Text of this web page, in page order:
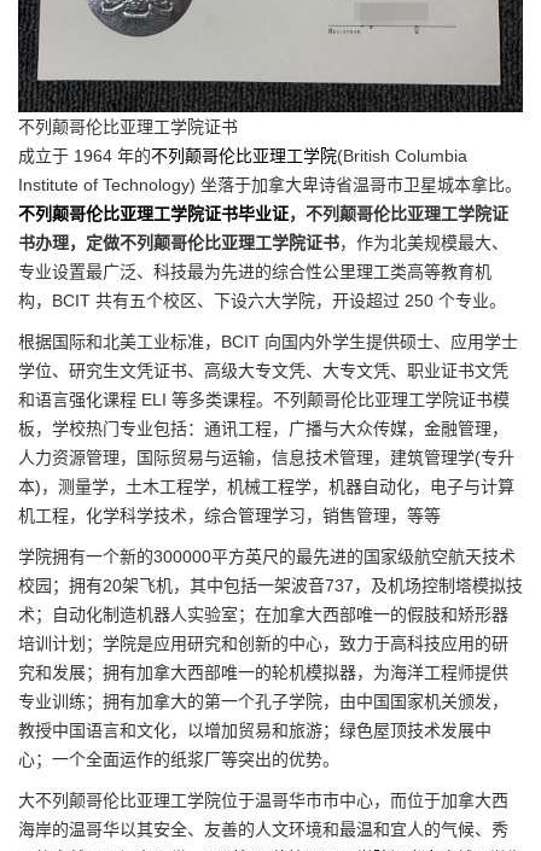
不列颠哥伦比亚理工学院证书
成立于 1964 年的不列颠哥伦比亚理工学院(British Columbia
Institute of Technology) 坐落于加拿大卑诗省温哥市卫星城本拿比。
不列颠哥伦比亚理工学院证书毕业证，不列颠哥伦比亚理工学院证
书办理，定做不列颠哥伦比亚理工学院证书，作为北美规模最大、
专业设置最广泛、科技最为先进的综合性公里理工类高等教育机
构，BCIT 共有五个校区、下设六大学院，开设超过 250 个专业。
根据国际和北美工业标准，BCIT 向国内外学生提供硕士、应用学士
学位、研究生文凭证书、高级大专文凭、大专文凭、职业证书文凭
和语言强化课程 ELI 等多类课程。不列颠哥伦比亚理工学院证书模
板，学校热门专业包括：通讯工程，广播与大众传媒，金融管理，
人力资源管理，国际贸易与运输，信息技术管理，建筑管理学(专升
本)，测量学，土木工程学，机械工程学，机器自动化，电子与计算
机工程，化学科学技术，综合管理学习，销售管理，等等
学院拥有一个新的300000平方英尺的最先进的国家级航空航天技术
校园；拥有20架飞机，其中包括一架波音737，及机场控制塔模拟技
术；自动化制造机器人实验室；在加拿大西部唯一的假肢和矫形器
培训计划；学院是应用研究和创新的中心，致力于高科技应用的研
究和发展；拥有加拿大西部唯一的轮机模拟器，为海洋工程师提供
专业训练；拥有加拿大的第一个孔子学院，由中国国家机关颁发，
教授中国语言和文化，以增加贸易和旅游；绿色屋顶技术发展中
心；一个全面运作的纸浆厂等突出的优势。
大不列颠哥伦比亚理工学院位于温哥华市市中心，而位于加拿大西
海岸的温哥华以其安全、友善的人文环境和最温和宜人的气候、秀